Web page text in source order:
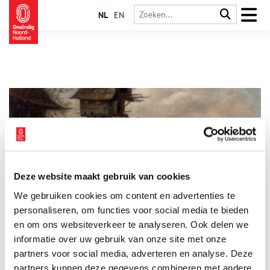
Deze website maakt gebruik van cookies
We gebruiken cookies om content en advertenties te
personaliseren, om functies voor social media te bieden
en om ons websiteverkeer te analyseren. Ook delen we
informatie over uw gebruik van onze site met onze
partners voor social media, adverteren en analyse. Deze
partners kunnen deze gegevens combineren met andere
NL EN
De meeste stadsbewoners kennen de duif als een irritant,
veelal viezig en lichtelijk toegetakeld dier dat auto’s
onderschijt. Als ‘vliegende ratten’ proberen ze eten op de
markt af te pakken. Slechts een enkele toerist staat ze nog
enthousiast te voeren. Hoe anders was dat in de
middeleeuwen! Toen alleen de kasteelheer het recht had om
duiven te houden. Een lekkernij voor in de karige